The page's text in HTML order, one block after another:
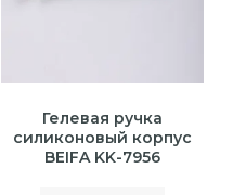
Гелевая ручка
силиконовый корпус
BEIFA KK-7956